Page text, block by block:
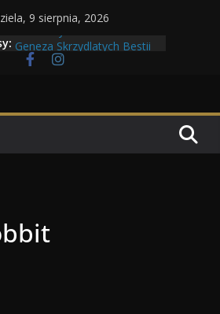
9 sierpnia, 2026
Geneza Skrzydlatych Bestii
Wojna krasnoludów z elfami